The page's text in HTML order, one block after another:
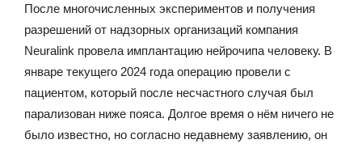
После многочисленных экспериментов и получения
разрешений от надзорных организаций компания
Neuralink провела имплантацию нейрочипа человеку. В
январе текущего 2024 года операцию провели с
пациентом, который после несчастного случая был
парализован ниже пояса. Долгое время о нём ничего не
было известно, но согласно недавнему заявлению, он